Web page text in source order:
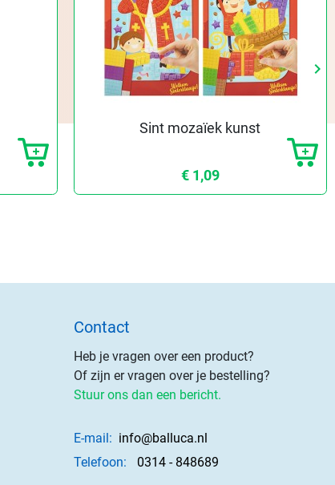
keyboard_arrow_right
Sint mozaïek kunst
€ 1,09
Contact
Heb je vragen over een product?
Of zijn er vragen over je bestelling?
Stuur ons dan een bericht.
E-mail: info@balluca.nl
Telefoon:
0314 - 848689